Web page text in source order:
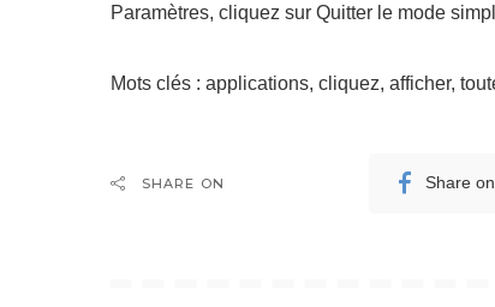
Paramètres, cliquez sur Quitter le mode
Mots clés : applications, cliquez, afficher,
SHARE ON Share